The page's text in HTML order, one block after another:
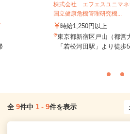
株式会社 エフエスユニマ
国立健康危機管理研究機...
時給1,250円以上
東京都新宿区戸山（都営
「若松河田駅」より徒歩5
全 9件中 1 - 9件を表示